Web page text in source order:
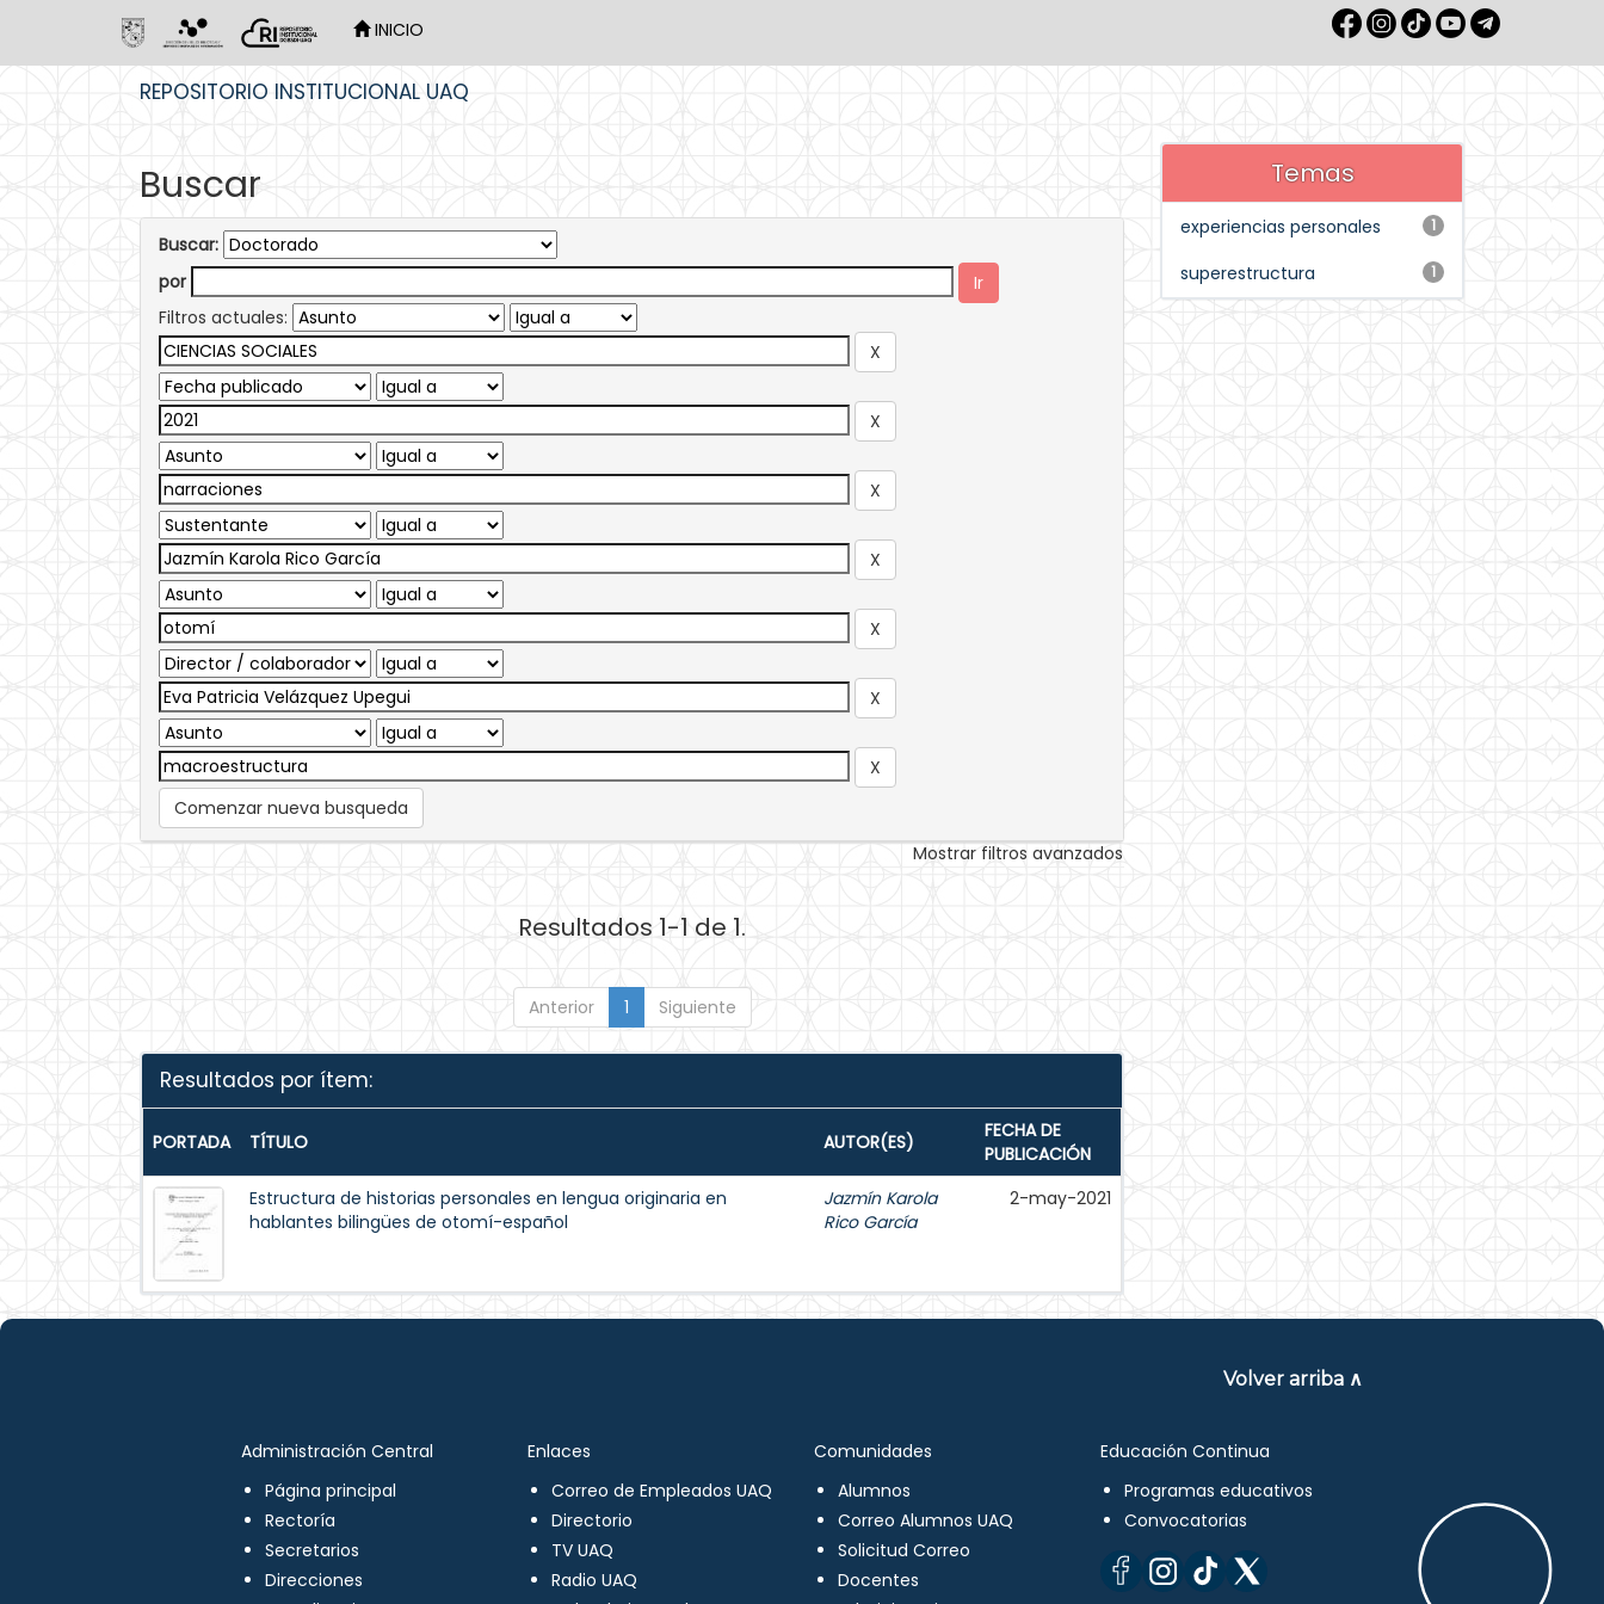
INICIO
REPOSITORIO INSTITUCIONAL UAQ
Buscar
Buscar:
por
Filtros actuales:
Comenzar nueva busqueda
Mostrar filtros avanzados
Resultados 1-1 de 1.
Anterior 1 Siguiente
Resultados por ítem:
PORTADA TÍTULO AUTOR(ES)
FECHA DE
PUBLICACIÓN
Estructura de historias personales en lengua originaria en
hablantes bilingües de otomí-español
Jazmín Karola
Rico García
2-may-2021
Temas
1
experiencias personales
1
superestructura
Volver arriba ∧
Administración Central
Página principal
Rectoría
Secretarios
Direcciones
Enlaces
Correo de Empleados UAQ
Directorio
TV UAQ
Radio UAQ
Comunidades
Alumnos
Correo Alumnos UAQ
Solicitud Correo
Docentes
Educación Continua
Programas educativos
Convocatorias